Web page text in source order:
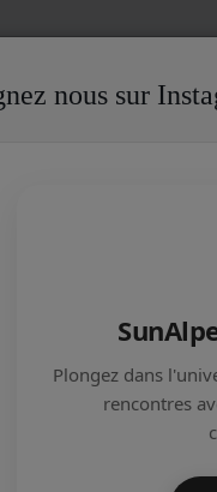
CULTURE LIVE A 20H
2017
nous sur
Plongez dans
rencontres